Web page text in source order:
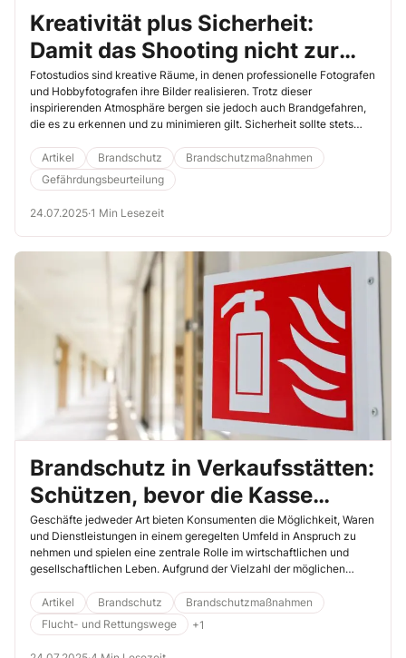
Kreativität plus Sicherheit:
Damit das Shooting nicht zur
Katastrophe wird
Fotostudios sind kreative Räume, in denen professionelle Fotografen
und Hobbyfotografen ihre Bilder realisieren. Trotz dieser
inspirierenden Atmosphäre bergen sie jedoch auch Brandgefahren,
die es zu erkennen und zu minimieren gilt. Sicherheit sollte stets
Artikel
Brandschutz
Brandschutzmaßnahmen
Gefährdungsbeurteilung
24.07.2025·1 Min Lesezeit
Brandschutz in Verkaufsstätten:
Schützen, bevor die Kasse
brennt!
Geschäfte jedweder Art bieten Konsumenten die Möglichkeit, Waren
und Dienstleistungen in einem geregelten Umfeld in Anspruch zu
nehmen und spielen eine zentrale Rolle im wirtschaftlichen und
gesellschaftlichen Leben. Aufgrund der Vielzahl der möglichen
es unerlässlich, klare gesetzliche Rahmenbedingungen zu schaffen.
Die Muster-Verkaufsstätten-Verordnung (MVkVO) dient dabei als
Vorlage für die bundesrechtliche Regelung und setzt Standards, um
Artikel Brandschutz
Brandschutzmaßnahmen
Flucht- und Rettungswege
+1